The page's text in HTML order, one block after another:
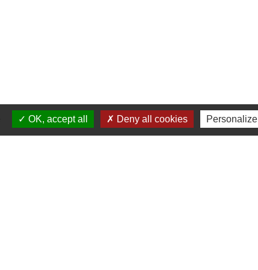
OK, accept all Deny all cookies Personalize